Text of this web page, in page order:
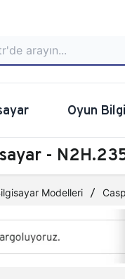
Oyun
-
Modelleri